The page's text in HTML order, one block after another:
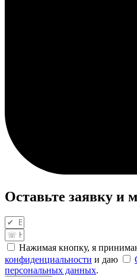
Оставьте заявку и
Нажимая кнопку, я
конфиденциальности и даю
персональных данных.